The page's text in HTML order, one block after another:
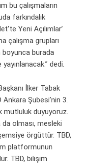
bu çalışmaların
farkındalık
Yeni Açılımlar’
çalışma grupları
boyunca burada
dedi.
İlker Tabak
Şubesi’nin 3.
mutluluk duyuyoruz.
olması, mesleki
örgüttür. TBD,
platformunun
TBD, bilişim